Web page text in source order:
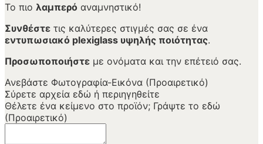
Το πιο λαμπερό αναμνηστικό!
Συνθέστε τις καλύτερες στιγμές σας σε ένα
εντυπωσιακό plexiglass υψηλής ποιότητας.
Προσωποποιήστε με ονόματα και την επέτειό σας.
Ανεβάστε Φωτογραφία-Εικόνα (Προαιρετικό)
Σύρετε αρχεία εδώ ή περιηγηθείτε
Θέλετε ένα κείμενο στο προϊόν; Γράψτε το εδώ
(Προαιρετικό)